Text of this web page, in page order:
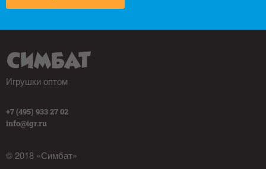
Игрушки оптом
+7 (495) 933 27 02
info@igr.ru
© 2018 «Симбат»